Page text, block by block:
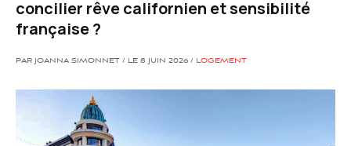
concilier rêve californien et sensibilité
française ?
PAR JOANNA SIMONNET / LE 8 JUIN 2026 / LOGEMENT